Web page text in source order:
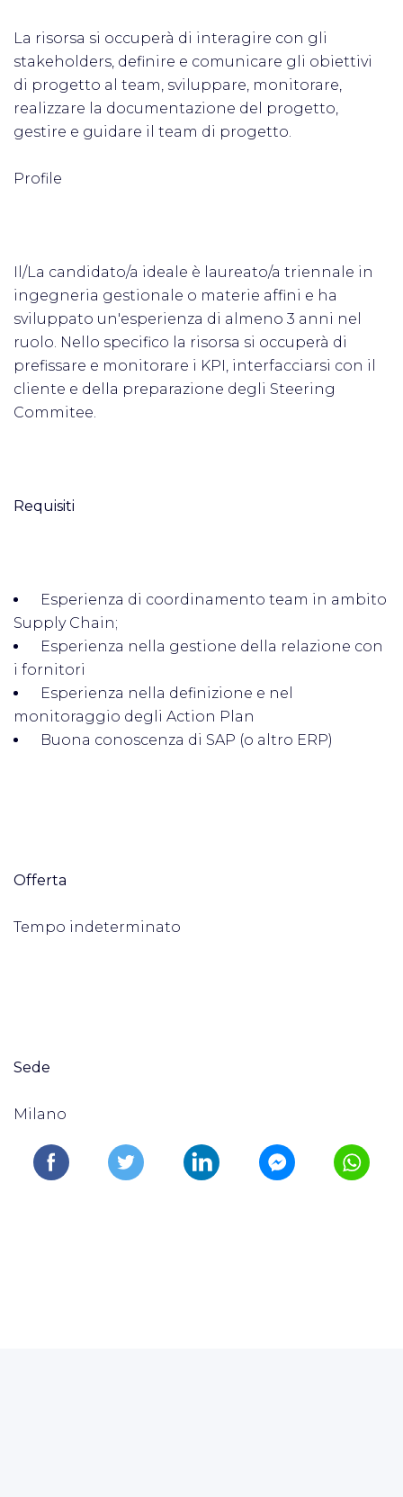
La risorsa si occuperà di interagire con gli
stakeholders, definire e comunicare gli obiettivi
di progetto al team, sviluppare, monitorare,
realizzare la documentazione del progetto,
gestire e guidare il team di progetto.
Profile
Il/La candidato/a ideale è laureato/a triennale in
ingegneria gestionale o materie affini e ha
sviluppato un'esperienza di almeno 3 anni nel
ruolo. Nello specifico la risorsa si occuperà di
prefissare e monitorare i KPI, interfacciarsi con il
cliente e della preparazione degli Steering
Commitee.
Requisiti
Esperienza di coordinamento team in ambito
Supply Chain;
Esperienza nella gestione della relazione con
i fornitori
Esperienza nella definizione e nel
monitoraggio degli Action Plan
Buona conoscenza di SAP (o altro ERP)
Offerta
Tempo indeterminato
Sede
Milano